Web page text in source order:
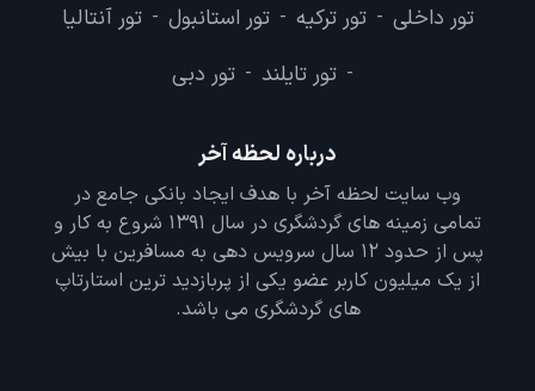
تور داخلی - تور ترکیه - تور استانبول - تور آنتالیا
- تور تایلند - تور دبی
درباره لحظه آخر
وب سایت لحظه آخر با هدف ایجاد بانکی جامع در
تمامی زمینه های گردشگری در سال 1391 شروع به کار و
پس از حدود 12 سال سرویس دهی به مسافرین با بیش
از یک میلیون کاربر عضو یکی از پربازدید ترین استارتاپ
های گردشگری می باشد.